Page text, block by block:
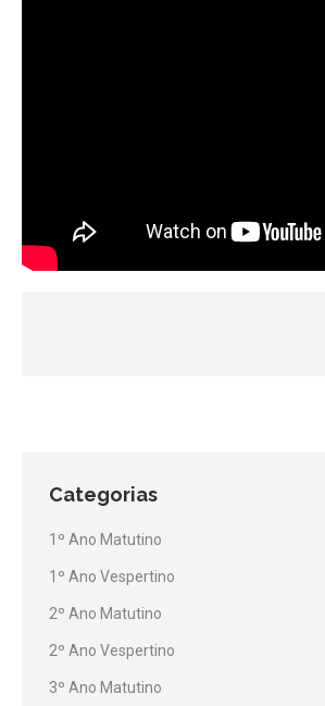
Categorias
1º Ano Matutino
1º Ano Vespertino
2º Ano Matutino
2º Ano Vespertino
3º Ano Matutino